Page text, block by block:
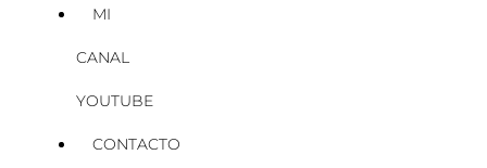
MI
CANAL
YOUTUBE
CONTACTO